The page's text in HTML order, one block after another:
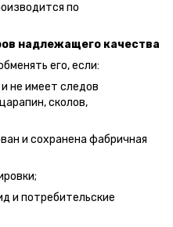
по
надлежащего качества
его, если:
не имеет следов
сколов,
и сохранена фабричная
и потребительские